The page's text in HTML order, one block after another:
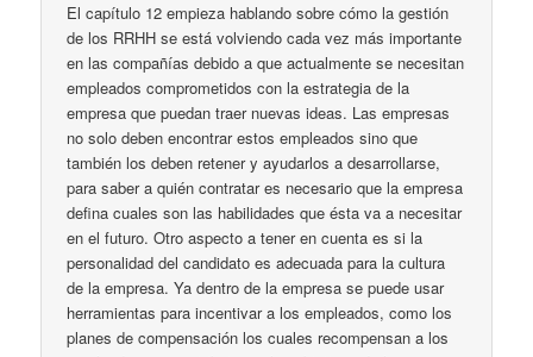
El capítulo 12 empieza hablando sobre cómo la gestión
de los RRHH se está volviendo cada vez más importante
en las compañías debido a que actualmente se necesitan
empleados comprometidos con la estrategia de la
empresa que puedan traer nuevas ideas. Las empresas
no solo deben encontrar estos empleados sino que
también los deben retener y ayudarlos a desarrollarse,
para saber a quién contratar es necesario que la empresa
defina cuales son las habilidades que ésta va a necesitar
en el futuro. Otro aspecto a tener en cuenta es si la
personalidad del candidato es adecuada para la cultura
de la empresa. Ya dentro de la empresa se puede usar
herramientas para incentivar a los empleados, como los
planes de compensación los cuales recompensan a los